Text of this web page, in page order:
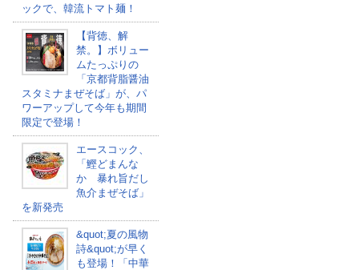
ックで、韓流トマト麺！
【背徳、解
禁。】ボリュー
ムたっぷりの
「京都背脂醤油
スタミナまぜそば」が、パ
ワーアップして今年も期間
限定で登場！
エースコック、
「鰹どまんな
か 暴れ旨だし
魚介まぜそば」
を新発売
&quot;夏の風物
詩&quot;が早く
も登場！「中華